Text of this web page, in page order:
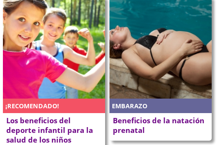
¡RECOMENDADO!
Los beneficios del
deporte infantil para la
salud de los niños
EMBARAZO
Beneficios de la natación
prenatal